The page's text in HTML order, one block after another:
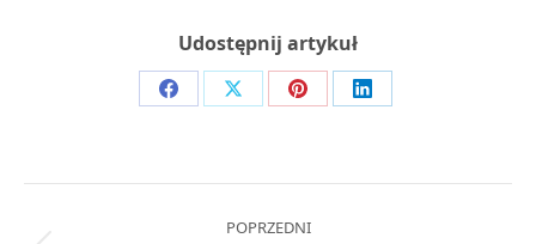
Udostępnij artykuł
Share
Facebook
Share
X
Share
Pinterest
Share
LinkedIn
POPRZEDNI